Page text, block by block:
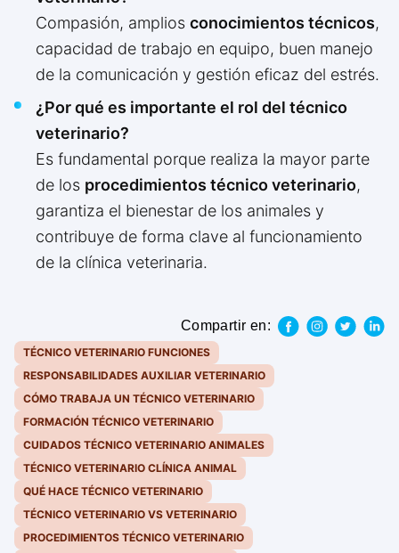
Compasión, amplios conocimientos técnicos,
capacidad de trabajo en equipo, buen manejo
de la comunicación y gestión eficaz del estrés.
¿Por qué es importante el rol del técnico
veterinario?
Es fundamental porque realiza la mayor parte
de los procedimientos técnico veterinario,
garantiza el bienestar de los animales y
contribuye de forma clave al funcionamiento
de la clínica veterinaria.
Compartir en:
TÉCNICO VETERINARIO FUNCIONES
RESPONSABILIDADES AUXILIAR VETERINARIO
CÓMO TRABAJA UN TÉCNICO VETERINARIO
FORMACIÓN TÉCNICO VETERINARIO
CUIDADOS TÉCNICO VETERINARIO ANIMALES
TÉCNICO VETERINARIO CLÍNICA ANIMAL
QUÉ HACE TÉCNICO VETERINARIO
TÉCNICO VETERINARIO VS VETERINARIO
PROCEDIMIENTOS TÉCNICO VETERINARIO